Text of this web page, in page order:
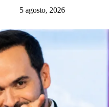
5 agosto, 2026